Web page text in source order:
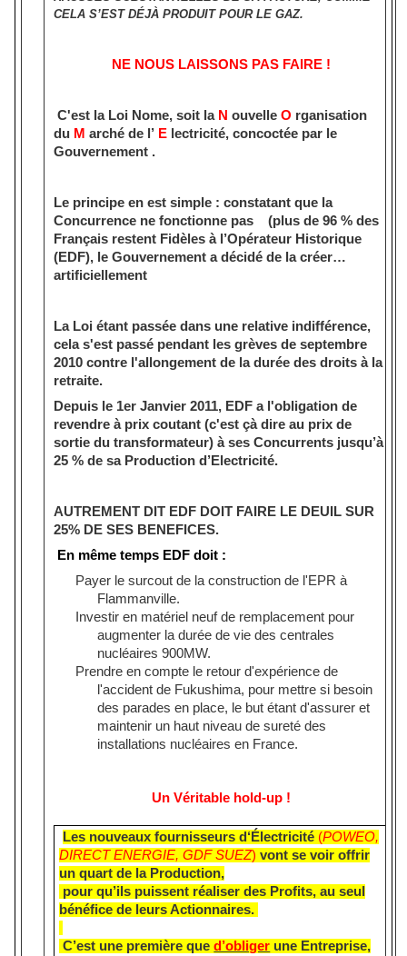
CELA S’EST DÉJÀ PRODUIT POUR LE GAZ.
NE NOUS LAISSONS PAS FAIRE !
C'est la Loi Nome, soit la N ouvelle O rganisation
du M arché de l’ E lectricité, concoctée par le
Gouvernement .
Le principe en est simple : constatant que la
Concurrence ne fonctionne pas
(plus de 96 % des
Français restent Fidèles à l’Opérateur Historique
(EDF), le Gouvernement a décidé de la créer…
artificiellement
La Loi étant passée dans une relative indifférence,
cela s'est passé pendant les grèves de septembre
2010 contre l'allongement de la durée des droits à la
retraite.
Depuis le 1er Janvier 2011, EDF a l'obligation de
revendre à prix coutant (c'est çà dire au prix de
sortie du transformateur) à ses Concurrents jusqu’à
25 % de sa Production d’Electricité.
AUTREMENT DIT EDF DOIT FAIRE LE DEUIL SUR
25% DE SES BENEFICES.
En même temps EDF doit :
Payer le surcout de la construction de l'EPR à
Flammanville.
Investir en matériel neuf de remplacement pour
augmenter la durée de vie des centrales
nucléaires 900MW.
Prendre en compte le retour d'expérience de
l'accident de Fukushima, pour mettre si besoin
des parades en place, le but étant d'assurer et
maintenir un haut niveau de sureté des
installations nucléaires en France.
Un Véritable hold-up !
Les nouveaux fournisseurs d‘Électricité (POWEO,
DIRECT ENERGIE, GDF SUEZ)vont se voir offrir
un quart de la Production,
pour qu’ils puissent réaliser des Profits, au seul
bénéfice de leurs Actionnaires.
C’est une première qued’obliger une Entreprise,